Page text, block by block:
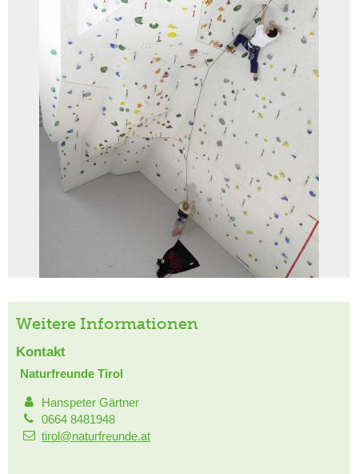
Weitere Informationen
Kontakt
Naturfreunde Tirol
Hanspeter Gärtner
0664 8481948
tirol@naturfreunde.at